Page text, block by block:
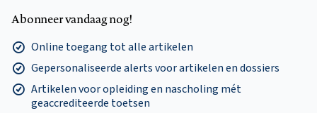
Abonneer vandaag nog!
Online toegang tot alle artikelen
Gepersonaliseerde alerts voor artikelen en dossiers
Artikelen voor opleiding en nascholing mét
geaccrediteerde toetsen